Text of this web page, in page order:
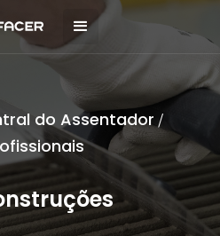
do Assentador /